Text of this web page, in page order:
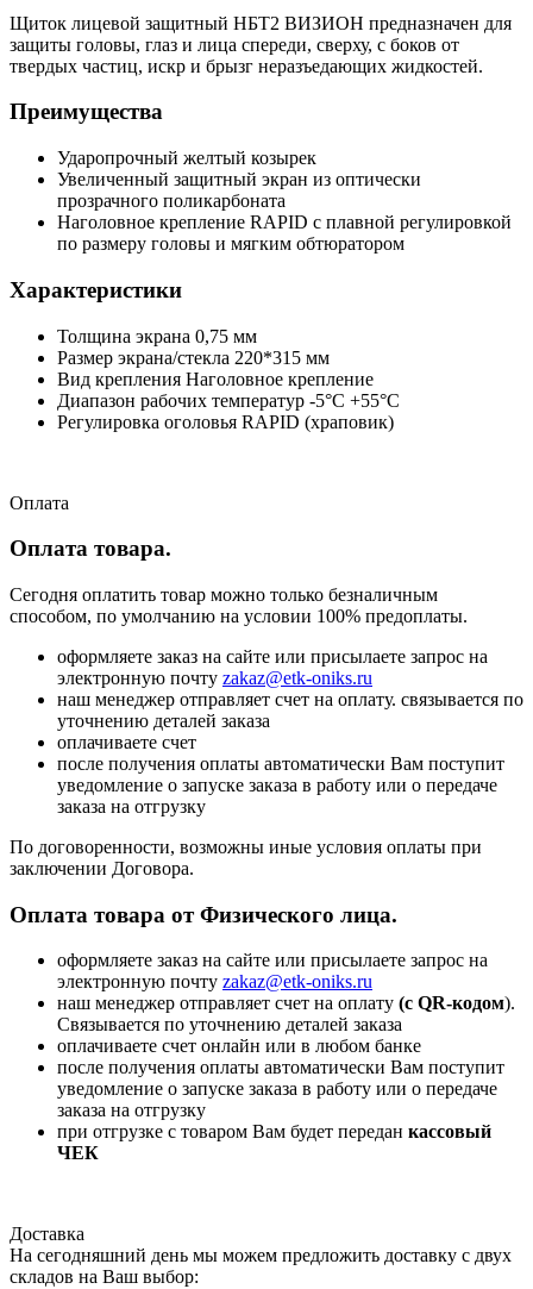
Щиток лицевой защитный НБТ2 ВИЗИОН предназначен для
защиты головы, глаз и лица спереди, сверху, с боков от
твердых частиц, искр и брызг неразъедающих жидкостей.
Преимущества
Ударопрочный желтый козырек
Увеличенный защитный экран из оптически
прозрачного поликарбоната
Наголовное крепление RAPID с плавной регулировкой
по размеру головы и мягким обтюратором
Характеристики
Толщина экрана 0,75 мм
Размер экрана/стекла 220*315 мм
Вид крепления Наголовное крепление
Диапазон рабочих температур -5°C +55°C
Регулировка оголовья RAPID (храповик)
Оплата
Оплата товара.
Сегодня оплатить товар можно только безналичным
способом, по умолчанию на условии 100% предоплаты.
оформляете заказ на сайте или присылаете запрос на
электронную почту zakaz@etk-oniks.ru
наш менеджер отправляет счет на оплату. связывается по
уточнению деталей заказа
оплачиваете счет
после получения оплаты автоматически Вам поступит
уведомление о запуске заказа в работу или о передаче
заказа на отгрузку
По договоренности, возможны иные условия оплаты при
заключении Договора.
Оплата товара от Физического лица.
оформляете заказ на сайте или присылаете запрос на
электронную почту zakaz@etk-oniks.ru
наш менеджер отправляет счет на оплату (с QR-кодом).
Связывается по уточнению деталей заказа
оплачиваете счет онлайн или в любом банке
после получения оплаты автоматически Вам поступит
уведомление о запуске заказа в работу или о передаче
заказа на отгрузку
при отгрузке с товаром Вам будет передан кассовый
ЧЕК
Доставка
На сегодняшний день мы можем предложить доставку с двух
складов на Ваш выбор: